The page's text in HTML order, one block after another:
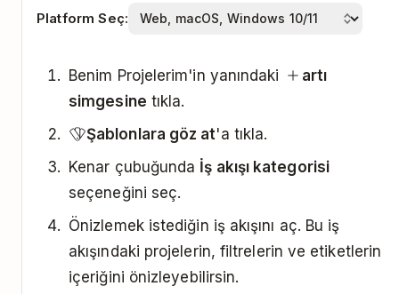
Platform Seç:
Benim Projelerim'in yanındaki
artı
simgesine tıkla.
Şablonlara göz at'a tıkla.
Kenar çubuğunda İş akışı kategorisi
seçeneğini seç.
Önizlemek istediğin iş akışını aç. Bu iş
akışındaki projelerin, filtrelerin ve etiketlerin
içeriğini önizleyebilirsin.